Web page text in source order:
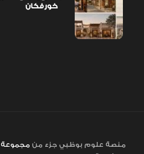
منصة علوم بوظبي جزء من مجموعة